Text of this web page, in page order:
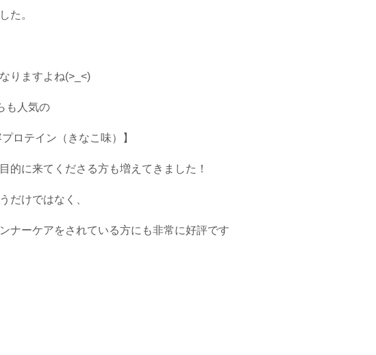
た。
りますよね(>_<)
も人気の
ロテイン（きなこ味）】
的に来てくださる方も増えてきました！
だけではなく、
ナーケアをされている方にも非常に好評です